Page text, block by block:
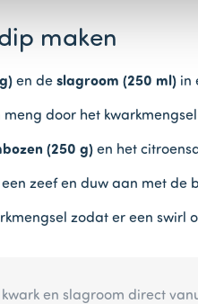
maken
en de slagroom (250 ml) in
meng door het
(250 g) en het
zeef en duw aan met de
zodat er een swirl
en slagroom direct